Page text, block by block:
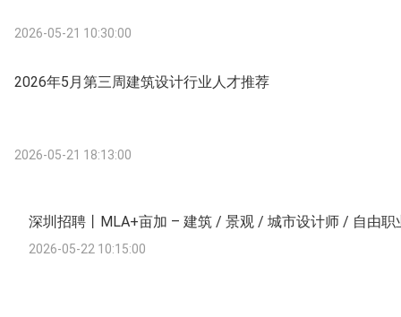
2026-05-21 10:30:00
2026年5月第三周建筑设计行业人才推荐
2026-05-21 18:13:00
深圳招聘丨MLA+亩加 – 建筑 / 景观 / 城市设计师 / 自由职
2026-05-22 10:15:00